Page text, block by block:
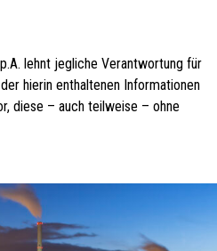
lehnt jegliche Verantwortung für
hierin enthaltenen Informationen
diese – auch teilweise – ohne